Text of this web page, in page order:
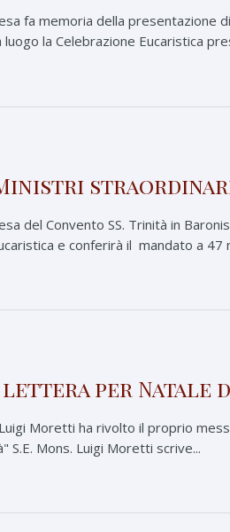
fa memoria della presentazione
la Celebrazione Eucaristica
del Convento SS. Trinità in
e conferirà il mandato a 47
lettera per Natale
Moretti ha rivolto il proprio
S.E. Mons. Luigi Moretti scrive...